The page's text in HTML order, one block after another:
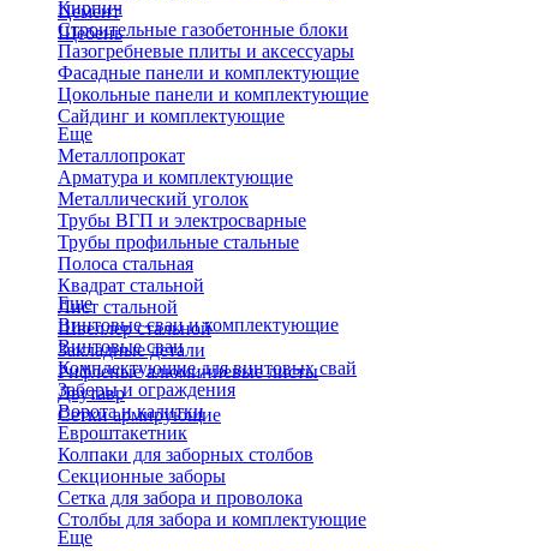
Цемент
Щебень
Кирпич
Строительные газобетонные блоки
Пазогребневые плиты и аксессуары
Фасадные панели и комплектующие
Цокольные панели и комплектующие
Сайдинг и комплектующие
Еще
Металлопрокат
Арматура и комплектующие
Металлический уголок
Трубы ВГП и электросварные
Трубы профильные стальные
Полоса стальная
Квадрат стальной
Лист стальной
Швеллер стальной
Закладные детали
Рифленые алюминиевые листы
Двутавр
Сетки армирующие
Еще
Винтовые сваи и комплектующие
Винтовые сваи
Комплектующие для винтовых свай
Заборы и ограждения
Ворота и калитки
Евроштакетник
Колпаки для заборных столбов
Секционные заборы
Сетка для забора и проволока
Столбы для забора и комплектующие
Еще